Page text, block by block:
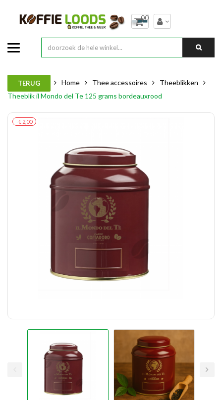
00
TERUG Home Thee accessoires
Theeblikken
Theeblik il Mondo del Te 125 grams bordeauxrood
-€ 2,00